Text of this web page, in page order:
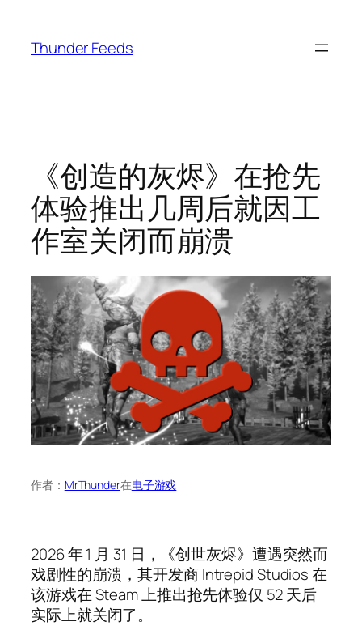
Thunder Feeds
《创造的灰烬》在抢先
体验推出几周后就因工
作室关闭而崩溃
作者： MrThunder在电子游戏
2026 年 1 月 31 日，《创世灰烬》遭遇突然而
戏剧性的崩溃，其开发商 Intrepid Studios 在
该游戏在 Steam 上推出抢先体验仅 52 天后
实际上就关闭了。